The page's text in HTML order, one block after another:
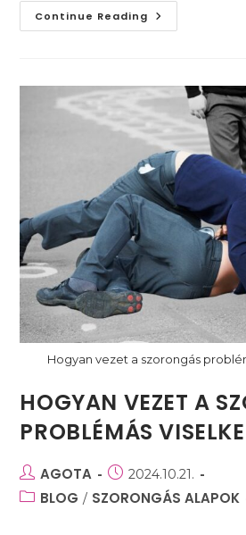
Continue Reading Mikor
Kell
Miatt
Hogyan vezet a szorongás
HOGYAN VEZET A
PROBLÉMÁS
Post
author:
AGOTA
Post
published:
2024.10.21.
PostBLOG / SZORONGÁS ALAPOK